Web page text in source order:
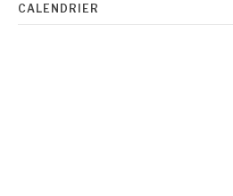
CALENDRIER